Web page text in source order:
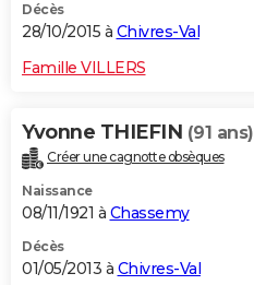
Décès
28/10/2015 à Chivres-Val
Famille VILLERS
Yvonne THIEFIN (91 ans)
Créer une cagnotte obsèques
Naissance
08/11/1921 à Chassemy
Décès
01/05/2013 à Chivres-Val